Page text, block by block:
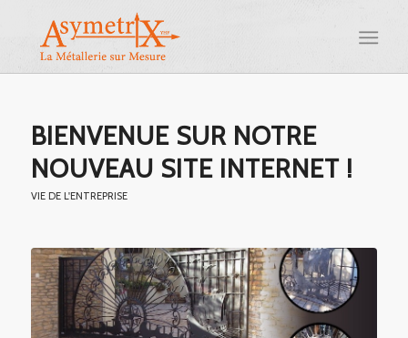
BIENVENUE SUR NOTRE
NOUVEAU SITE INTERNET !
VIE DE L'ENTREPRISE